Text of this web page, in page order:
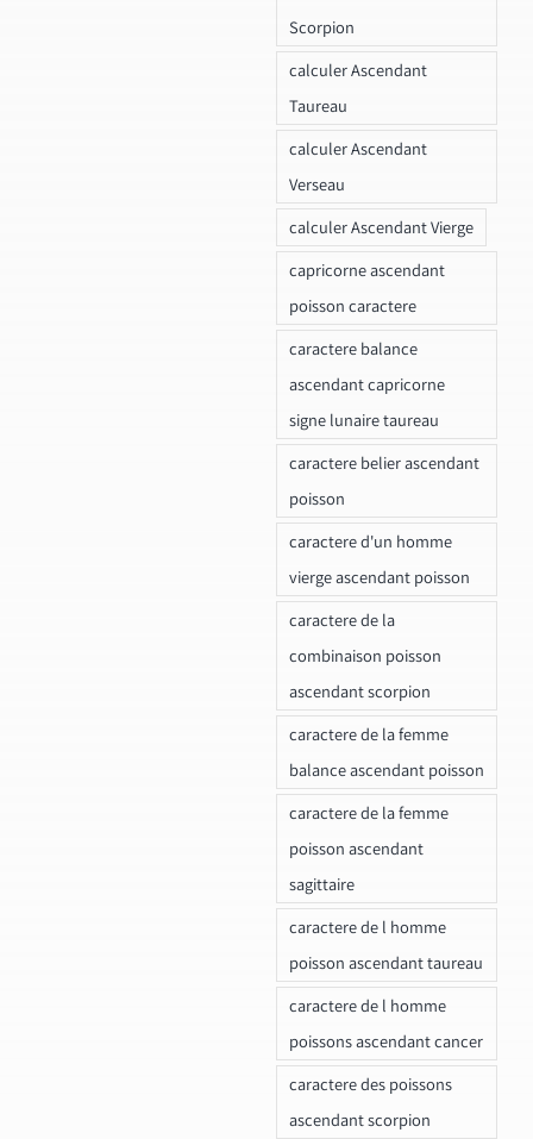
Scorpion
calculer Ascendant
Taureau
calculer Ascendant
Verseau
calculer Ascendant Vierge
capricorne ascendant
poisson caractere
caractere balance
ascendant capricorne
signe lunaire taureau
caractere belier ascendant
poisson
caractere d'un homme
vierge ascendant poisson
caractere de la
combinaison poisson
ascendant scorpion
caractere de la femme
balance ascendant poisson
caractere de la femme
poisson ascendant
sagittaire
caractere de l homme
poisson ascendant taureau
caractere de l homme
poissons ascendant cancer
caractere des poissons
ascendant scorpion